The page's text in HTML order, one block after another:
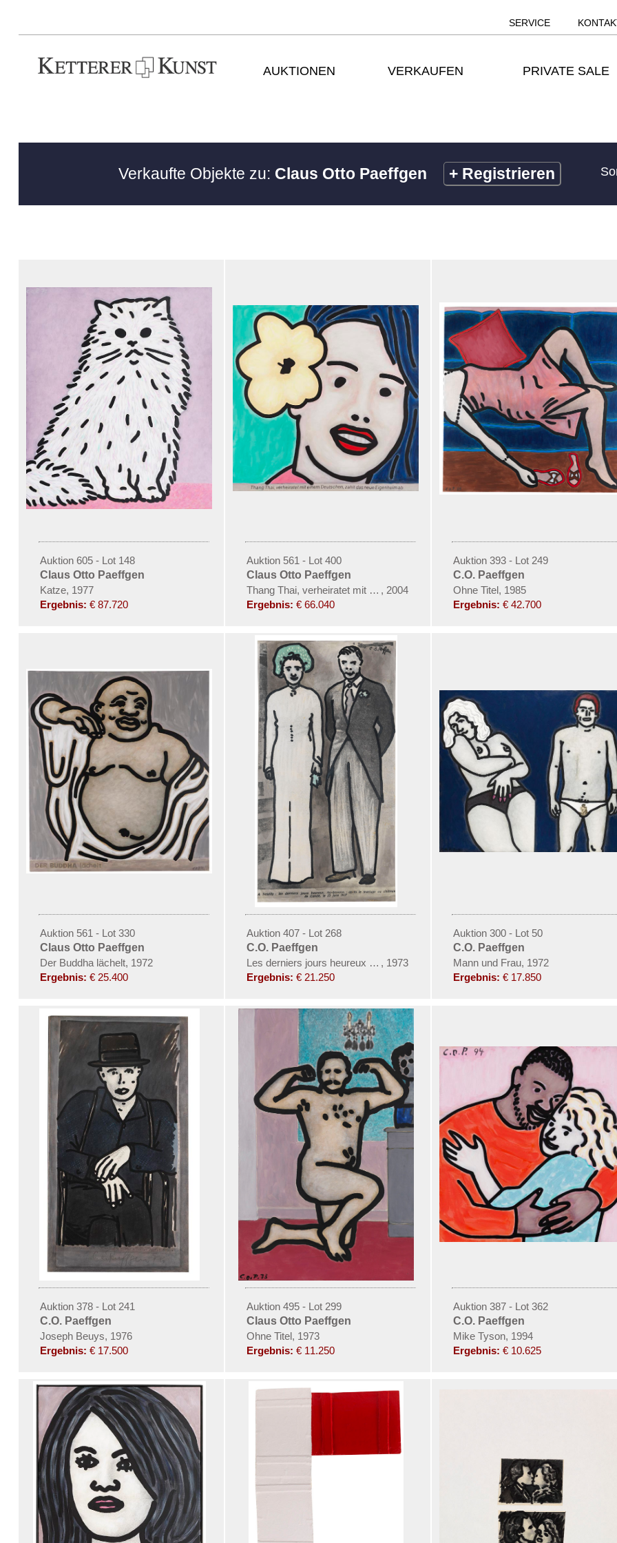
SERVICE
AUKTIONEN VERKAUFEN PRIVATE SALE
Verkaufte Objekte zu: Claus Otto Paeffgen + Registrieren
Auktion 605 - Lot 148
Claus Otto Paeffgen
Katze, 1977
Ergebnis: € 87.720
Auktion 561 - Lot 400
Claus Otto Paeffgen
Thang Thai, verheiratet mit einem Deutschen, zahlt das neue Eigenheim ab
, 2004
Ergebnis: € 66.040
Auktion 393 - Lot 249
C.O. Paeffgen
Ohne Titel, 1985
Ergebnis: € 42.700
Auktion 561 - Lot 330
Claus Otto Paeffgen
Der Buddha lächelt, 1972
Ergebnis: € 25.400
Auktion 407 - Lot 268
C.O. Paeffgen
Les derniers jours heureux (Windsors)
, 1973
Ergebnis: € 21.250
Auktion 300 - Lot 50
C.O. Paeffgen
Mann und Frau, 1972
Ergebnis: € 17.850
Auktion 378 - Lot 241
C.O. Paeffgen
Joseph Beuys, 1976
Ergebnis: € 17.500
Auktion 495 - Lot 299
Claus Otto Paeffgen
Ohne Titel, 1973
Ergebnis: € 11.250
Auktion 387 - Lot 362
C.O. Paeffgen
Mike Tyson, 1994
Ergebnis: € 10.625